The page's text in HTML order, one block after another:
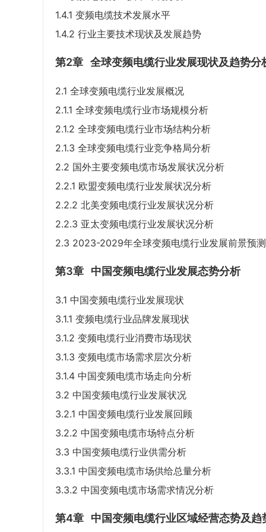
1.4.1 变频电缆技术发展水平
1.4.2 行业主要技术现状及发展趋势
第2章 全球变频电缆行业发展现状及趋势分
2.1 全球变频电缆行业发展概况
2.1.1 全球变频电缆行业市场规模分析
2.1.2 全球变频电缆行业市场结构分析
2.1.3 全球变频电缆行业竞争格局分析
2.2 国外主要变频电缆市场发展状况分析
2.2.1 欧盟变频电缆行业发展状况分析
2.2.2 北美变频电缆行业发展状况分析
2.2.3 亚太变频电缆行业发展状况分析
2.3 2023-2029年全球变频电缆行业发展前景预测
第3章 中国变频电缆行业发展态势分析
3.1 中国变频电缆行业发展现状
3.1.1 变频电缆行业品牌发展现状
3.1.2 变频电缆行业消费市场现状
3.1.3 变频电缆市场需求层次分析
3.1.4 中国变频电缆市场走向分析
3.2 中国变频电缆行业发展状况
3.2.1 中国变频电缆行业发展回顾
3.2.2 中国变频电缆市场特点分析
3.3 中国变频电缆行业供需分析
3.3.1 中国变频电缆市场供给总量分析
3.3.2 中国变频电缆市场需求情况分析
第4章 中国变频电缆行业区域经营态势及趋